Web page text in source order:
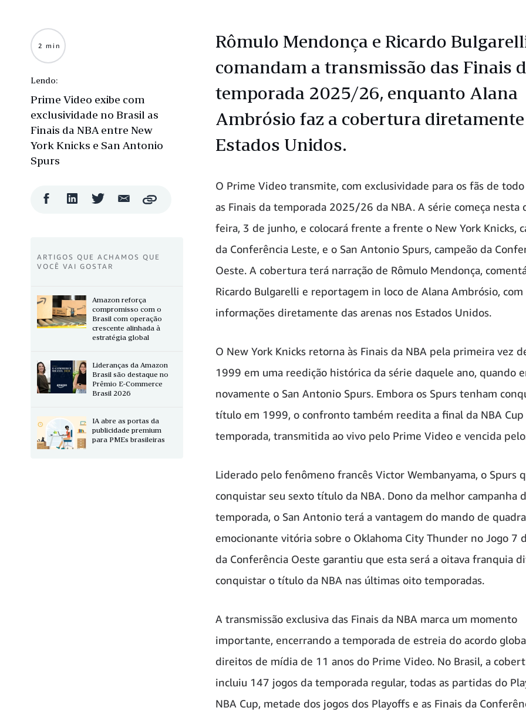
Rômulo Mendonça e Ricardo
comandam a transmissão das Finais
temporada 2025/26, enquanto Alana
Ambrósio faz a cobertura
Estados Unidos.
O Prime Video transmite, com exclusividade para os fãs de todo
as Finais da temporada 2025/26 da NBA. A série começa nesta
feira, 3 de junho, e colocará frente a frente o New York Knicks,
da Conferência Leste, e o San Antonio Spurs, campeão da
Oeste. A cobertura terá narração de Rômulo Mendonça,
Ricardo Bulgarelli e reportagem in loco de Alana Ambrósio, com
informações diretamente das arenas nos Estados Unidos.
O New York Knicks retorna às Finais da NBA pela primeira vez
1999 em uma reedição histórica da série daquele ano, quando
novamente o San Antonio Spurs. Embora os Spurs tenham
título em 1999, o confronto também reedita a final da NBA Cup
temporada, transmitida ao vivo pelo Prime Video e vencida
Liderado pelo fenômeno francês Victor Wembanyama, o Spurs
conquistar seu sexto título da NBA. Dono da melhor campanha
temporada, o San Antonio terá a vantagem do mando de
emocionante vitória sobre o Oklahoma City Thunder no Jogo 7
da Conferência Oeste garantiu que esta será a oitava franquia
conquistar o título da NBA nas últimas oito temporadas.
A transmissão exclusiva das Finais da NBA marca um momento
importante, encerrando a temporada de estreia do acordo
direitos de mídia de 11 anos do Prime Video. No Brasil, a
incluiu 147 jogos da temporada regular, todas as partidas do
NBA Cup, metade dos jogos dos Playoffs e as Finais da
2 min
Lendo:
Prime Video exibe com
exclusividade no Brasil as
Finais da NBA entre New
York Knicks e San Antonio
Spurs
CompartilharCompartilharCompartilharCompartilhar
Copy
ARTIGOS QUE ACHAMOS QUE
VOCÊ VAI GOSTAR
Amazon reforça
compromisso com o
Brasil com operação
crescente alinhada à
estratégia global
Lideranças da Amazon
Brasil são destaque no
Prêmio E-Commerce
Brasil 2026
IA abre as portas da
publicidade premium
para PMEs brasileiras